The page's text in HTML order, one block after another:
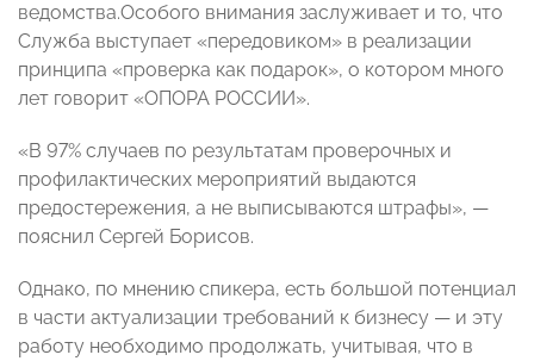
ведомства.Особого внимания заслуживает и то, что
Служба выступает «передовиком» в реализации
принципа «проверка как подарок», о котором много
лет говорит «ОПОРА РОССИИ».
«В 97% случаев по результатам проверочных и
профилактических мероприятий выдаются
предостережения, а не выписываются штрафы», —
пояснил Сергей Борисов.
Однако, по мнению спикера, есть большой потенциал
в части актуализации требований к бизнесу — и эту
работу необходимо продолжать, учитывая, что в